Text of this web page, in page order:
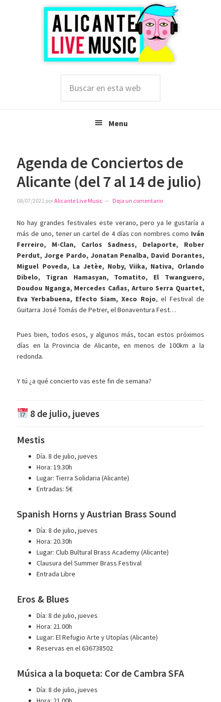
esta
Menu
Agenda de Conciertos de
Alicante (del 7 al 14 de julio)
08/07/2021 porAlicante Live Music Deja un comentario
No hay grandes festivales este verano, pero ya le gustaría a
más de uno, tener un cartel de 4 días con nombres como Iván
Ferreiro, M-Clan, Carlos Sadness, Delaporte, Rober
Perdut, Jorge Pardo, Jonatan Penalba, David Dorantes,
Miguel Poveda, La Jetèe, Noby, Viika, Nativa, Orlando
Dibelo, Tigran Hamasyan, Tomatito, El Twanguero,
Doudou Nganga, Mercedes Cañas, Arturo Serra Quartet,
Eva Yerbabuena, Efecto Siam, Xeco Rojo, el Festival de
Guitarra José Tomás de Petrer, el Bonaventura Fest…
Pues bien, todos esos, y algunos más, tocan estos próximos
días en la Provincia de Alicante, en menos de 100km a la
redonda.
Y tú ¿a qué concierto vas este fin de semana?
8 de julio, jueves
Mestis
Día. 8 de julio, jueves
Hora: 19.30h
Lugar: Tierra Solidaria (Alicante)
Entradas: 5€
Spanish Horns y Austrian Brass Sound
Día: 8 de julio, jueves
Hora: 20.30h
Lugar: Club Bultural Brass Academy (Alicante)
Clausura del Summer Brass Festival
Entrada Libre
Eros & Blues
Día: 8 de julio, jueves
Hora: 21.00h
Lugar: El Refugio Arte y Utopías (Alicante)
Reservas en el 636738502
Música a la boqueta: Cor de Cambra SFA
Día: 8 de julio, jueves